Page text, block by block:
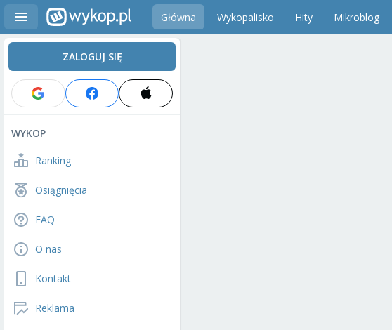
Główna Wykopalisko Hity Mikroblog
ZALOGUJ SIĘ
WYKOP
Ranking
Osiągnięcia
FAQ
O nas
Kontakt
Reklama